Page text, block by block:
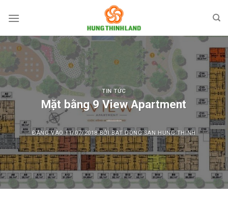
qua
dung
TIN TỨC
Mặt bằng 9 View Apartment
ĐĂNG VÀO11/07/2018 BỞIBAT DONG SAN HUNG THINH